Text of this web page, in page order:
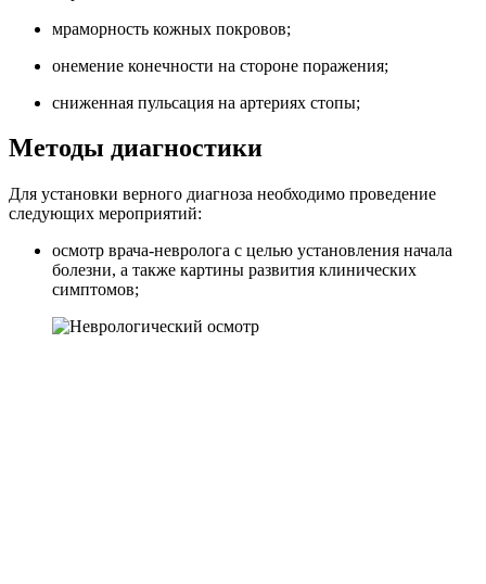
мраморность кожных покровов;
онемение конечности на стороне поражения;
сниженная пульсация на артериях стопы;
Методы диагностики
Для установки верного диагноза необходимо проведение
следующих мероприятий:
осмотр врача-невролога с целью установления начала
болезни, а также картины развития клинических
симптомов;